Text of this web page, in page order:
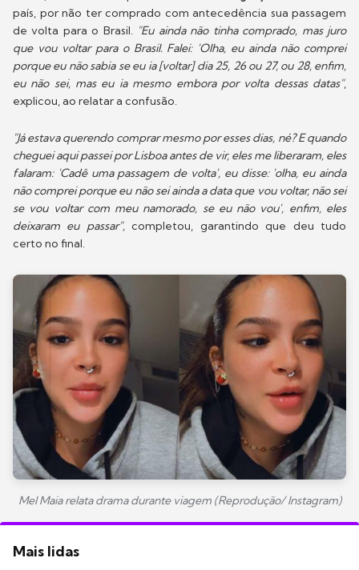
país, por não ter comprado com antecedência sua passagem
de volta para o Brasil. "Eu ainda não tinha comprado, mas juro
que vou voltar para o Brasil. Falei: 'Olha, eu ainda não comprei
porque eu não sabia se eu ia [voltar] dia 25, 26 ou 27, ou 28, enfim,
eu não sei, mas eu ia mesmo embora por volta dessas datas",
explicou, ao relatar a confusão.
"Já estava querendo comprar mesmo por esses dias, né? E quando
cheguei aqui passei por Lisboa antes de vir, eles me liberaram, eles
falaram: 'Cadê uma passagem de volta', eu disse: 'olha, eu ainda
não comprei porque eu não sei ainda a data que vou voltar, não sei
se vou voltar com meu namorado, se eu não vou', enfim, eles
deixaram eu passar",completou, garantindo que deu tudo
certo no final.
Mel Maia relata drama durante viagem (Reprodução/ Instagram)
Mais lidas